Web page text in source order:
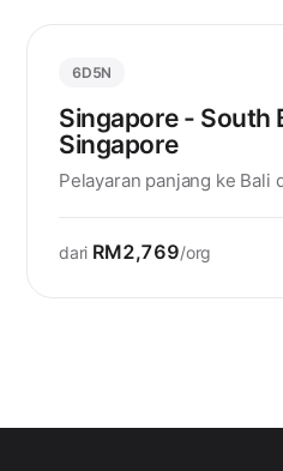
6D5N
Singapore - South
Singapore
Pelayaran panjang ke Bali
dari RM2,769/org